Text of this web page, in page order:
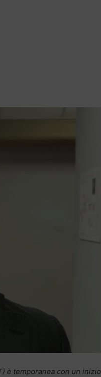
è temporanea con un inizio